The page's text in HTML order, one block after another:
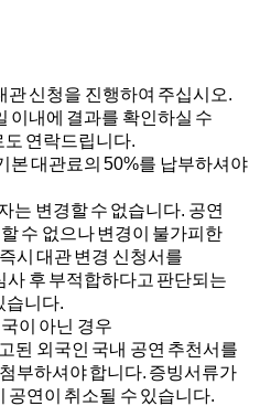
관 신청을 진행하여 주십시오.
이내에 결과를 확인하실 수
연락드립니다.
본 대관료의 50%를 납부하셔야
는 변경할 수 없습니다. 공연
수 없으나 변경이 불가피한
시 대관 변경 신청서를
사 후 부적합하다고 판단되는
습니다.
이 아닌 경우
된 외국인 국내 공연 추천서를
부하셔야 합니다. 증빙서류가
공연이 취소될 수 있습니다.